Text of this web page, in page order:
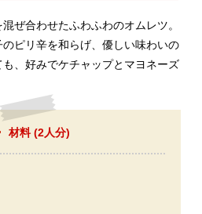
ぜ合わせたふわふわのオムレツ。
ピリ辛を和らげ、優しい味わいの
、好みでケチャップとマヨネーズ
材料 (2人分)